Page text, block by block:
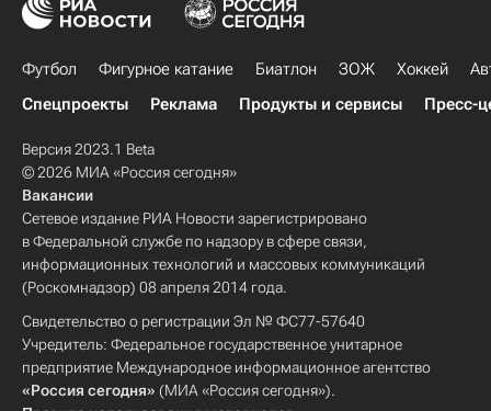
Футбол Фигурное катание Биатлон ЗОЖ Хоккей
Спецпроекты
Реклама Продукты и сервисы Пресс-
Версия 2023.1 Beta
© 2026 МИА «Россия сегодня»
Вакансии
Сетевое издание РИА Новости зарегистрировано
в Федеральной службе по надзору в сфере связи,
информационных технологий и массовых коммуникаций
(Роскомнадзор) 08 апреля 2014 года.
Свидетельство о регистрации Эл № ФС77-57640
Учредитель: Федеральное государственное унитарное
предприятие Международное информационное агентство
«Россия сегодня» (МИА «Россия сегодня»).